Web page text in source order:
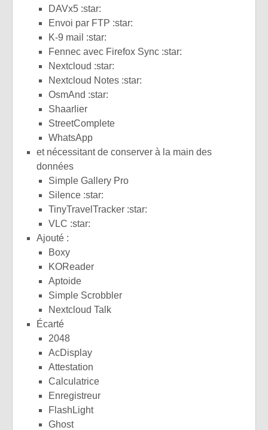
DAVx5 :star:
Envoi par FTP :star:
K-9 mail :star:
Fennec avec Firefox Sync :star:
Nextcloud :star:
Nextcloud Notes :star:
OsmAnd :star:
Shaarlier
StreetComplete
WhatsApp
et nécessitant de conserver à la main des
données
Simple Gallery Pro
Silence :star:
TinyTravelTracker :star:
VLC :star:
Ajouté :
Boxy
KOReader
Aptoide
Simple Scrobbler
Nextcloud Talk
Écarté
2048
AcDisplay
Attestation
Calculatrice
Enregistreur
FlashLight ​
Ghost